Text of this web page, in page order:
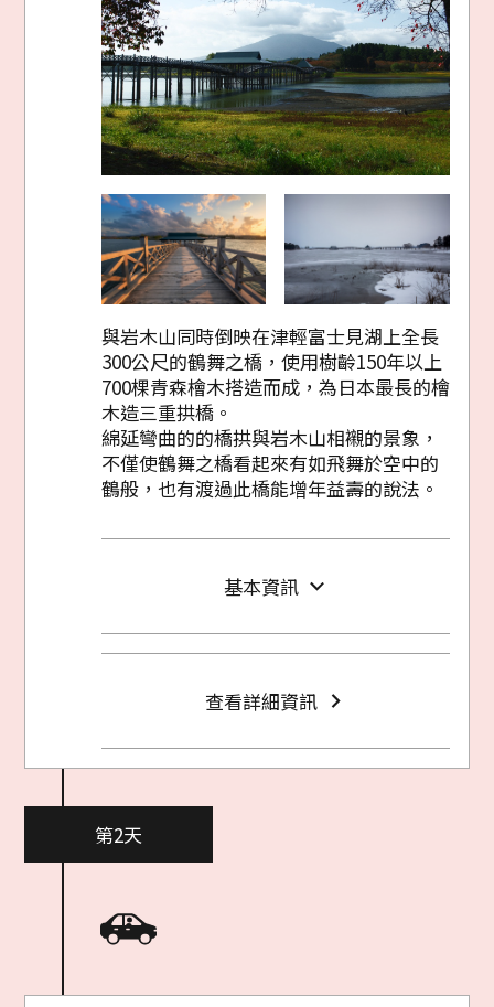
與岩木山同時倒映在津輕富士見湖上全長
300公尺的鶴舞之橋，使用樹齡150年以上
700棵青森檜木搭造而成，為日本最長的檜
木造三重拱橋。
綿延彎曲的的橋拱與岩木山相襯的景象，
不僅使鶴舞之橋看起來有如飛舞於空中的
鶴般，也有渡過此橋能增年益壽的說法。
基本資訊
查看詳細資訊
第2天